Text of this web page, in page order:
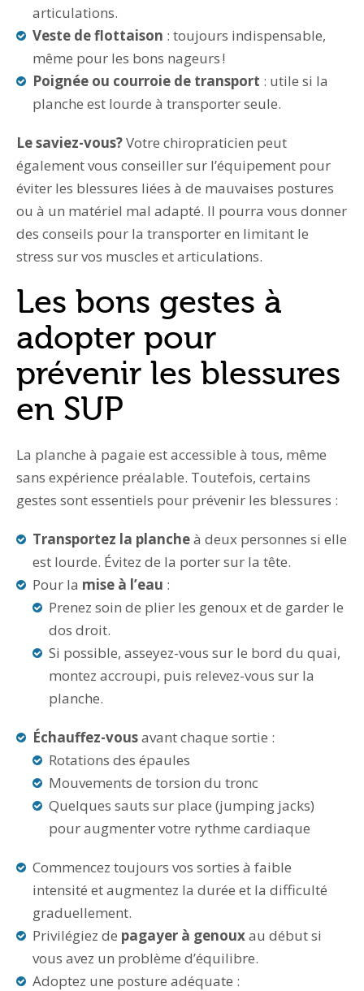
articulations.
Veste de flottaison : toujours indispensable,
même pour les bons nageurs !
Poignée ou courroie de transport : utile si la
planche est lourde à transporter seule.
Le saviez-vous?Votre chiropraticien peut
également vous conseiller sur l’équipement pour
éviter les blessures liées à de mauvaises postures
ou à un matériel mal adapté. Il pourra vous donner
des conseils pour la transporter en limitant le
stress sur vos muscles et articulations.
Les bons gestes à
adopter pour
prévenir les blessures
en SUP
La planche à pagaie est accessible à tous, même
sans expérience préalable. Toutefois, certains
gestes sont essentiels pour prévenir les blessures :
Transportez la plancheà deux personnes si elle
est lourde. Évitez de la porter sur la tête.
Pour la mise à l’eau :
Prenez soin de plier les genoux et de garder le
dos droit.
Si possible, asseyez-vous sur le bord du quai,
montez accroupi, puis relevez-vous sur la
planche.
Échauffez-vousavant chaque sortie :
Rotations des épaules
Mouvements de torsion du tronc
Quelques sauts sur place (jumping jacks)
pour augmenter votre rythme cardiaque
Commencez toujours vos sorties à faible
intensité et augmentez la durée et la difficulté
graduellement.
Privilégiez de pagayer à genouxau début si
vous avez un problème d’équilibre.
Adoptez une posture adéquate :